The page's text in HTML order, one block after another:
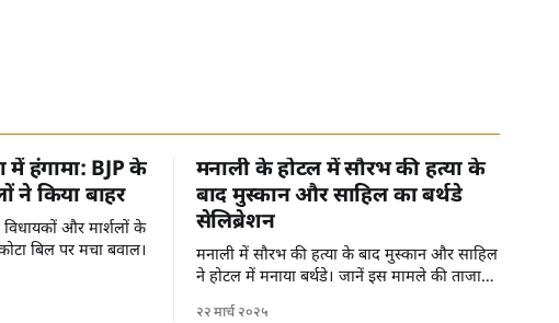
में हंगामा: BJP के
ने किया बाहर
विधायकों और मार्शलों के
बिल पर मचा बवाल।
मनाली के होटल में सौरभ की हत्या के
बाद मुस्कान और साहिल का बर्थडे
सेलिब्रेशन
मनाली में सौरभ की हत्या के बाद मुस्कान और साहिल
ने होटल में मनाया बर्थडे। जानें इस मामले की ताजा
जानकारी।
२२ मार्च २०२५